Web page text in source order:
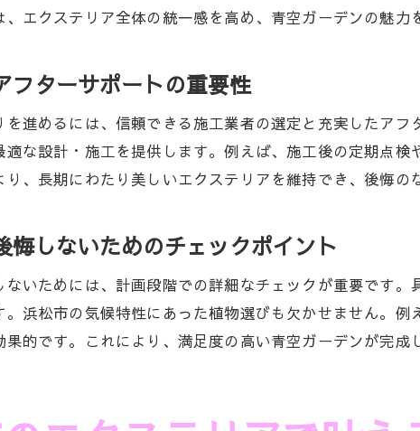
エクステリア全体の統一感を高め、青空ガーデンの魅力
フターサポートの重要性
を進めるには、信頼できる施工業者の選定と充実したア
適な設計・施工を提供します。例えば、施工後の定期点
り、長期にわたり美しいエクステリアを維持でき、後悔の
悔しないためのチェックポイント
ないためには、計画段階での詳細なチェックが重要です
。浜松市の気候特性にあった植物選びも欠かせません。
的です。これにより、満足度の高い青空ガーデンが完成